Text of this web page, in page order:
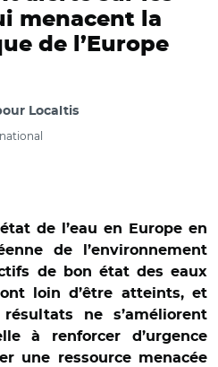
menacent la
de l’Europe
Localtis
de l’eau en Europe en
de l’environnement
de bon état des eaux
loin d’être atteints, et
ne s’améliorent
à renforcer d’urgence
une ressource menacée